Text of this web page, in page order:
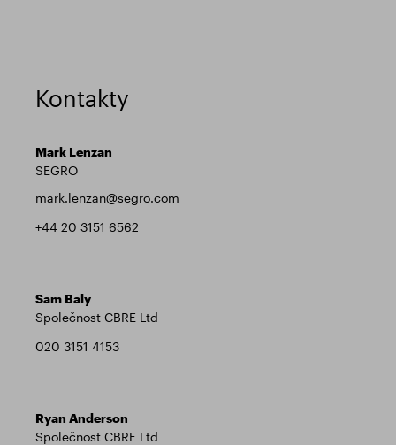
Kontakty
Mark Lenzan
SEGRO
mark.lenzan@segro.com
+44 20 3151 6562
Sam Baly
Společnost CBRE Ltd
020 3151 4153
Ryan Anderson
Společnost CBRE Ltd